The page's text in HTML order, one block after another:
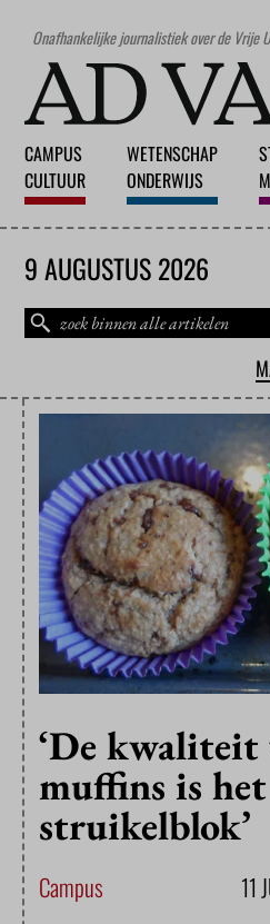
Onafhankelijke journalistiek over de Vrije
CAMPUS
CULTUUR
WETENSCHAP
ONDERWIJS
9 AUGUSTUS 2026
‘De kwaliteit
muffins is
struikelblok’
Campus 11